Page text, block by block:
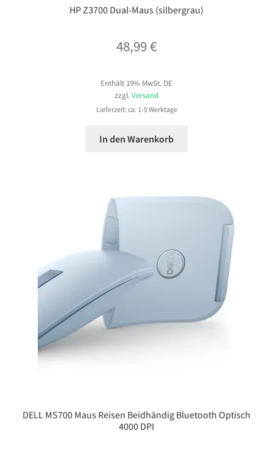
HP Z3700 Dual-Maus (silbergrau)
48,99€
Enthält 19% MwSt. DE
zzgl. Versand
Lieferzeit: ca. 1-5 Werktage
In den Warenkorb
DELL MS700 Maus Reisen Beidhändig Bluetooth Optisch
4000 DPI